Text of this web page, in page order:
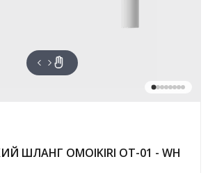
ШЛАНГ OMOIKIRI OT-01 - WH